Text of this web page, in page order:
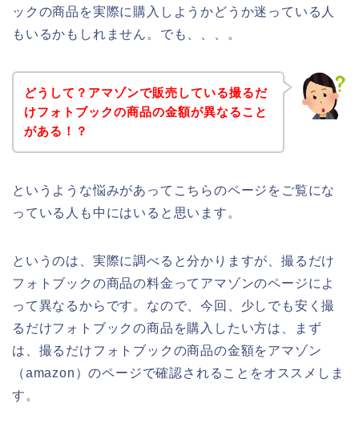
ックの商品を実際に購入しようかどうか迷っている人
もいるかもしれません。でも、、、。
どうして？アマゾンで販売している撮るだ
けフォトブックの商品の金額が異なること
がある！？
というような悩みがあってこちらのページをご覧にな
っている人も中にはいると思います。
というのは、実際に調べると分かりますが、撮るだけ
フォトブックの商品の料金ってアマゾンのページによ
って異なるからです。なので、今回、少しでも安く撮
るだけフォトブックの商品を購入したい方は、まず
は、撮るだけフォトブックの商品の金額をアマゾン
（amazon）のページで確認されることをオススメしま
す。